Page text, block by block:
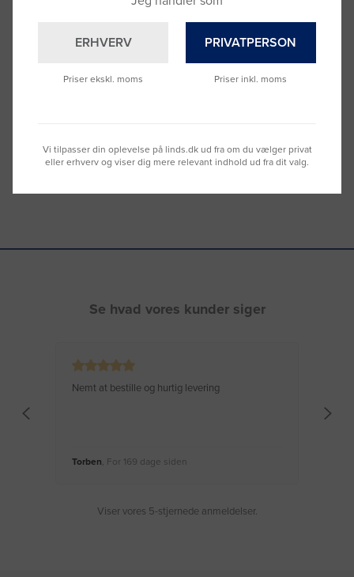
Ring til os på
9992 0233
Se hvad vores kunder siger
Nemt at bestille og hurtig levering
Torben , For 169 dage siden
Viser vores 5-stjernede anmeldelser.
ERHVERV
Priser ekskl. moms
PRIVATPERSON
Priser inkl. moms
Vi tilpasser din oplevelse på linds.dk ud fra om du vælger privat
eller erhverv og viser dig mere relevant indhold ud fra dit valg.